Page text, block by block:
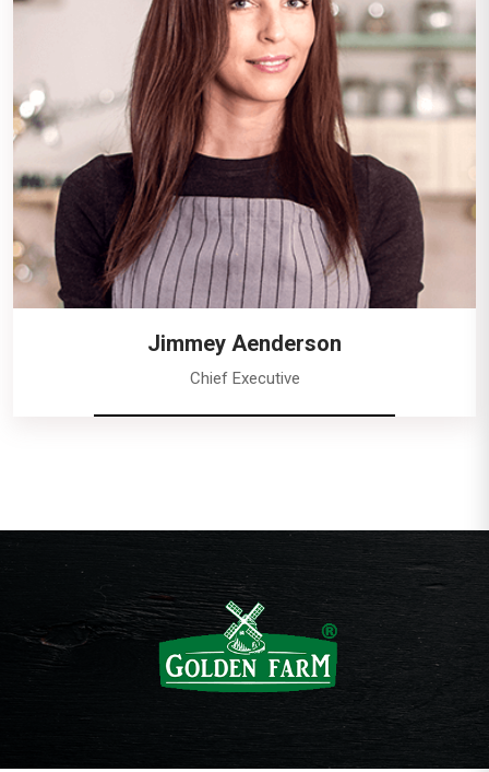
Jimmey Aenderson
Chief Executive